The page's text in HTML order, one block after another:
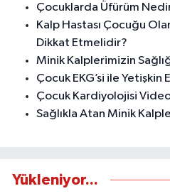
Çocuklarda Üfürüm
Kalp Hastası Çocuğu
Dikkat Etmelidir?
Minik Kalplerimizin
Çocuk EKG’si ile Yetişkin
Çocuk Kardiyolojisi Video
Sağlıkla Atan Minik
Yükleniyor...